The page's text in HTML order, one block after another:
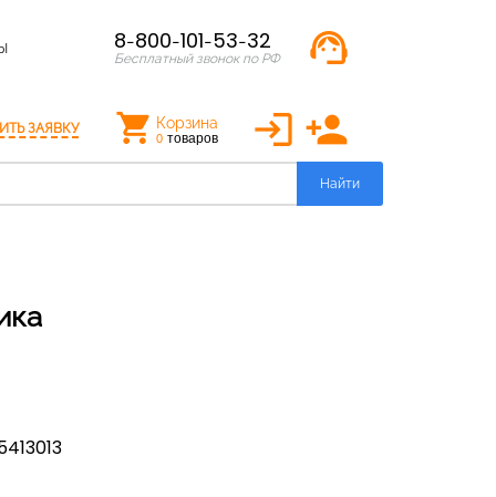
8-800-101-53-32
Бесплатный звонок по РФ support_agent
ЗАЯВКУ Корзина
0 товаров login person_add
Найти